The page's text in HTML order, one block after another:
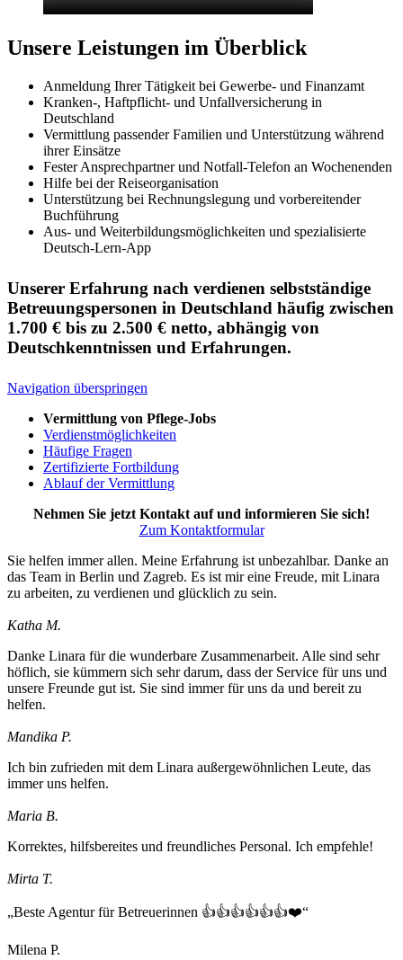
Unsere Leistungen im Überblick
Anmeldung Ihrer Tätigkeit bei Gewerbe- und Finanzamt
Kranken-, Haftpflicht- und Unfallversicherung in
Deutschland
Vermittlung passender Familien und Unterstützung während
ihrer Einsätze
Fester Ansprechpartner und Notfall-Telefon an Wochenenden
Hilfe bei der Reiseorganisation
Unterstützung bei Rechnungslegung und vorbereitender
Buchführung
Aus- und Weiterbildungsmöglichkeiten und spezialisierte
Deutsch-Lern-App
Unserer Erfahrung nach verdienen selbstständige
Betreuungspersonen in Deutschland häufig zwischen
1.700 € bis zu 2.500 € netto, abhängig von
Deutschkenntnissen und Erfahrungen.
Navigation überspringen
Vermittlung von Pflege-Jobs
Verdienstmöglichkeiten
Häufige Fragen
Zertifizierte Fortbildung
Ablauf der Vermittlung
Nehmen Sie jetzt Kontakt auf und informieren Sie sich!
Zum Kontaktformular
Sie helfen immer allen. Meine Erfahrung ist unbezahlbar. Danke an
das Team in Berlin und Zagreb. Es ist mir eine Freude, mit Linara
zu arbeiten, zu verdienen und glücklich zu sein.
Katha M.
Danke Linara für die wunderbare Zusammenarbeit. Alle sind sehr
höflich, sie kümmern sich sehr darum, dass der Service für uns und
unsere Freunde gut ist. Sie sind immer für uns da und bereit zu
helfen.
Mandika P.
Ich bin zufrieden mit dem Linara außergewöhnlichen Leute, das
immer uns helfen.
Maria B.
Korrektes, hilfsbereites und freundliches Personal. Ich empfehle!
Mirta T.
„Beste Agentur für Betreuerinnen 👍👍👍👍👍👍❤️“
Milena P.